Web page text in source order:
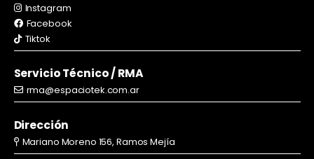
Instagram
Facebook
Tiktok
Servicio Técnico / RMA
rma@espaciotek.com.ar
Dirección
Mariano Moreno 156, Ramos Mejía